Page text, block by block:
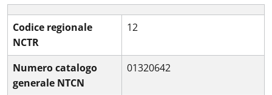
Codice regionale
NCTR
12
Numero catalogo
generale NTCN
01320642